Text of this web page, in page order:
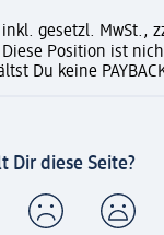
gesetzl. MwSt.,
Diese Position ist
Du keine
Dir diese Seite?